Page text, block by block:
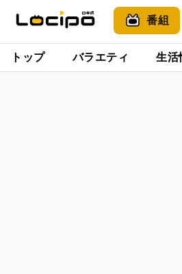
番組
トップ バラエティ 生活